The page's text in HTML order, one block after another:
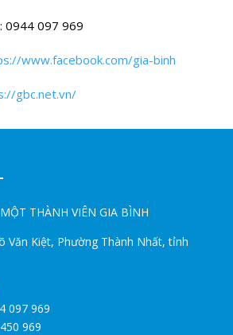
0944 097 969
www.facebook.com/gia-binh
gbc.net.vn/
THÀNH VIÊN GIA BÌNH
Văn Kiệt, Phường Thành Nhất, tỉnh
097 969
969